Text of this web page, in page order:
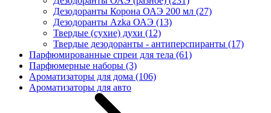
Дезодоранты Корона ОАЭ 200 мл (27)
Дезодоранты Azka ОАЭ (13)
Твердые (сухие) духи (12)
Твердые дезодоранты - антиперспиранты (17)
Парфюмированные спреи для тела (61)
Парфюмерные наборы (3)
Ароматизаторы для дома (106)
Ароматизаторы для авто